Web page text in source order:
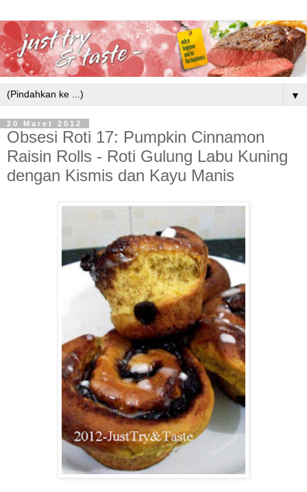
▼
20 Maret 2012
Obsesi Roti 17: Pumpkin Cinnamon
Raisin Rolls - Roti Gulung Labu Kuning
dengan Kismis dan Kayu Manis